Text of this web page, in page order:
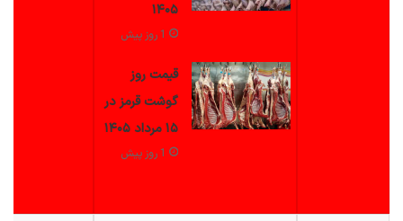
۱۴۰۵
1 روز پیش
قیمت روز
گوشت قرمز در
۱۵ مرداد ۱۴۰۵
1 روز پیش